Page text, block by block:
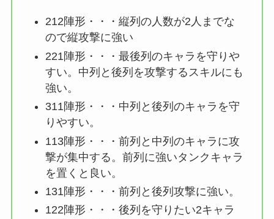
212陣形・・・縦列の人数が2人までな
ので縦攻撃に強い
221陣形・・・最後列のキャラを守りや
すい。中列と後列を攻撃するスキルにも
強い。
311陣形・・・中列と後列のキャラを守
りやすい。
113陣形・・・前列と中列のキャラに攻
撃が集中する。前列に強いタンクキャラ
を置くと良い。
131陣形・・・前列と後列攻撃に強い。
122陣形・・・後列を守りたい2キャラ